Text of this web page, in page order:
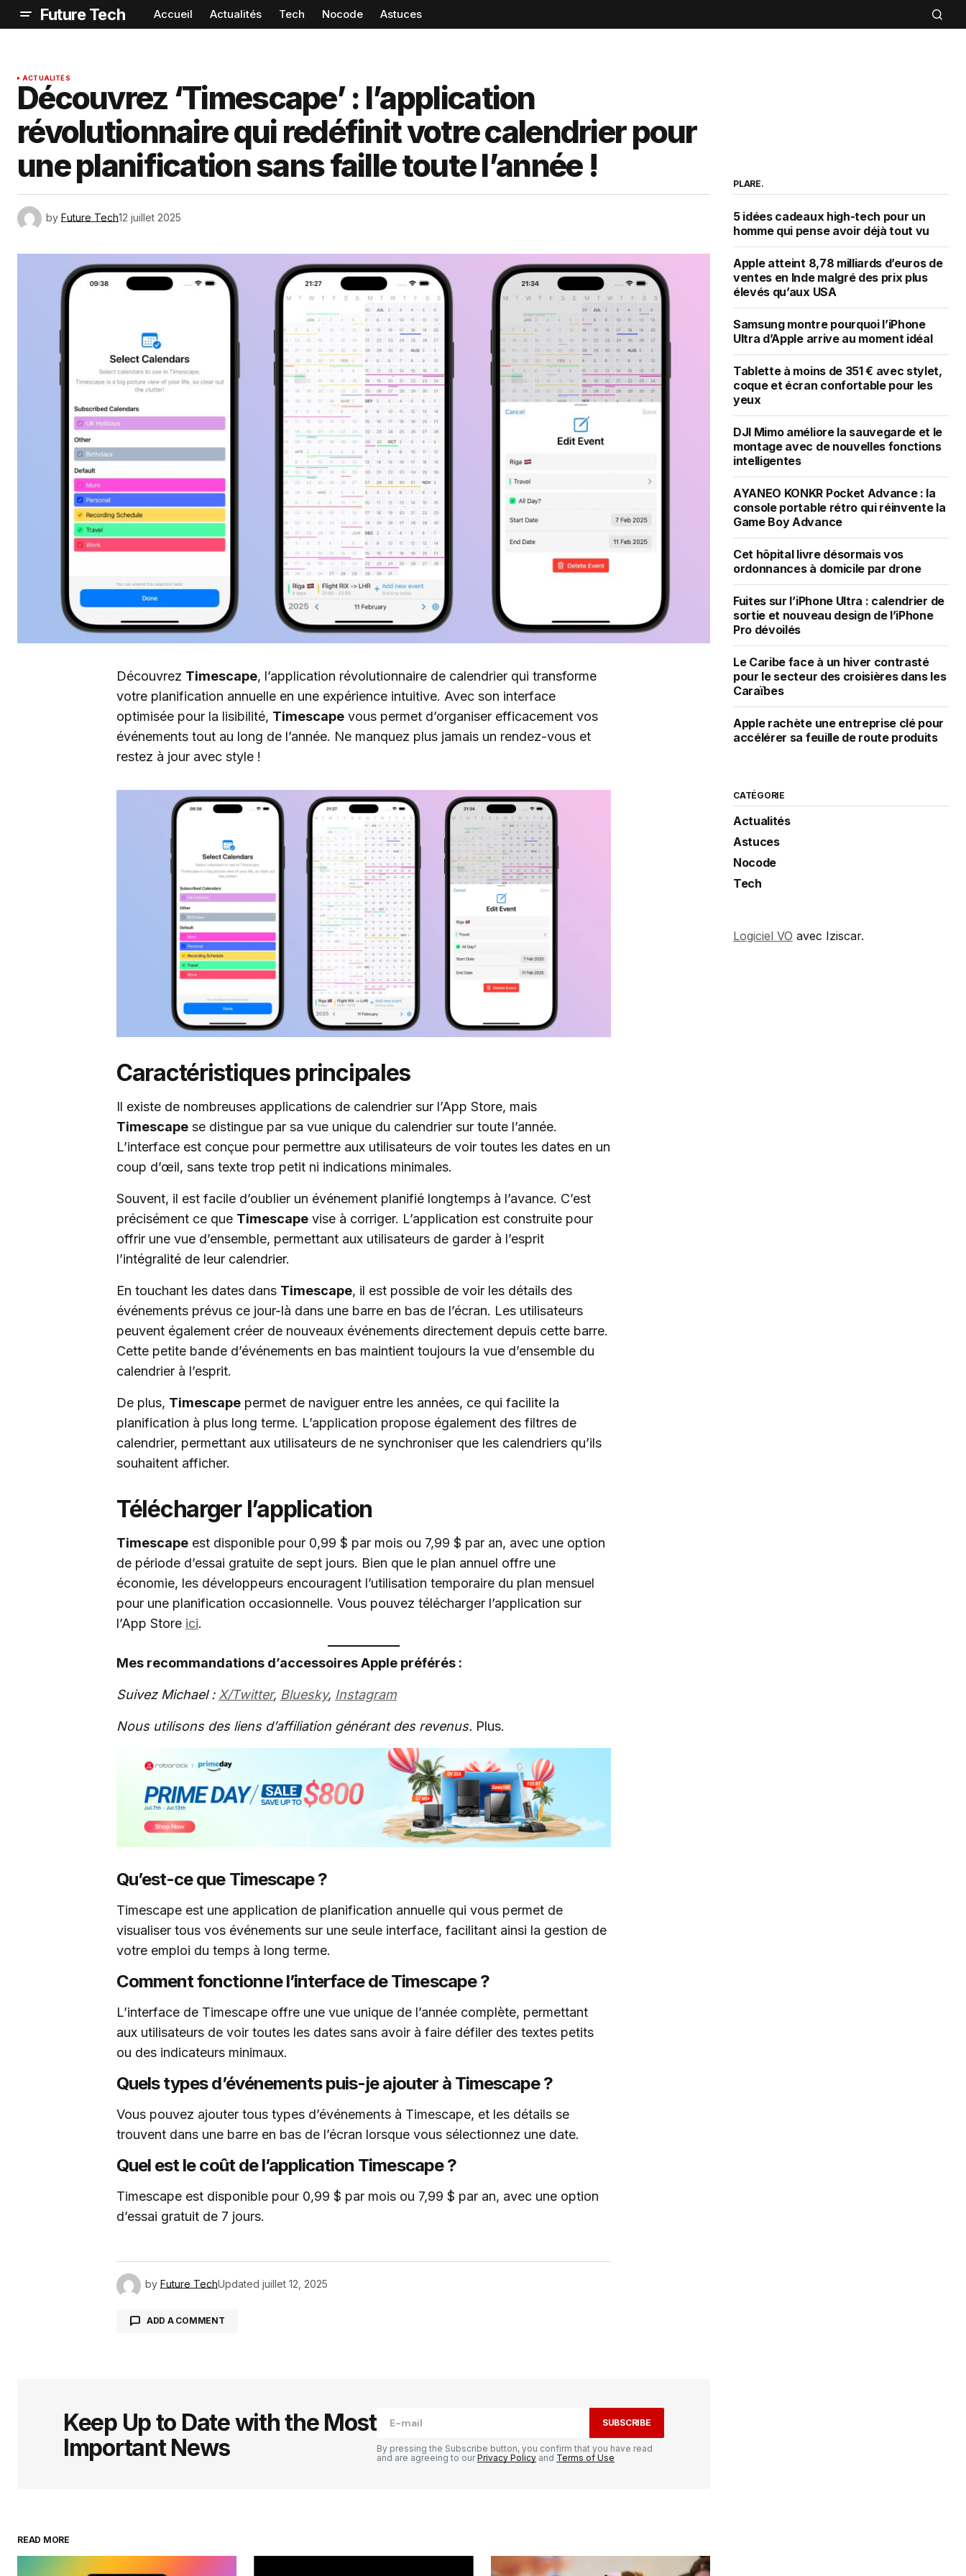
Future Tech Accueil Actualités Tech Nocode Astuces
ACTUALITÉS
Découvrez ‘Timescape’ : l’application
révolutionnaire qui redéfinit votre calendrier pour
une planification sans faille toute l’année !
by Future Tech12 juillet 2025
Découvrez Timescape, l’application révolutionnaire de calendrier qui transforme
votre planification annuelle en une expérience intuitive. Avec son interface
optimisée pour la lisibilité, Timescape vous permet d’organiser efficacement vos
événements tout au long de l’année. Ne manquez plus jamais un rendez-vous et
restez à jour avec style !
Caractéristiques principales
Il existe de nombreuses applications de calendrier sur l’App Store, mais
Timescape se distingue par sa vue unique du calendrier sur toute l’année.
L’interface est conçue pour permettre aux utilisateurs de voir toutes les dates en un
coup d’œil, sans texte trop petit ni indications minimales.
Souvent, il est facile d’oublier un événement planifié longtemps à l’avance. C’est
précisément ce que Timescape vise à corriger. L’application est construite pour
offrir une vue d’ensemble, permettant aux utilisateurs de garder à l’esprit
l’intégralité de leur calendrier.
En touchant les dates dans Timescape, il est possible de voir les détails des
événements prévus ce jour-là dans une barre en bas de l’écran. Les utilisateurs
peuvent également créer de nouveaux événements directement depuis cette barre.
Cette petite bande d’événements en bas maintient toujours la vue d’ensemble du
calendrier à l’esprit.
De plus, Timescape permet de naviguer entre les années, ce qui facilite la
planification à plus long terme. L’application propose également des filtres de
calendrier, permettant aux utilisateurs de ne synchroniser que les calendriers qu’ils
souhaitent afficher.
Télécharger l’application
Timescape est disponible pour 0,99 $ par mois ou 7,99 $ par an, avec une option
de période d’essai gratuite de sept jours. Bien que le plan annuel offre une
économie, les développeurs encouragent l’utilisation temporaire du plan mensuel
pour une planification occasionnelle. Vous pouvez télécharger l’application sur
l’App Store ici.
Mes recommandations d’accessoires Apple préférés :
Suivez Michael : X/Twitter, Bluesky, Instagram
Nous utilisons des liens d’affiliation générant des revenus. Plus.
Qu’est-ce que Timescape ?
Timescape est une application de planification annuelle qui vous permet de
visualiser tous vos événements sur une seule interface, facilitant ainsi la gestion de
votre emploi du temps à long terme.
Comment fonctionne l’interface de Timescape ?
L’interface de Timescape offre une vue unique de l’année complète, permettant
aux utilisateurs de voir toutes les dates sans avoir à faire défiler des textes petits
ou des indicateurs minimaux.
Quels types d’événements puis-je ajouter à Timescape ?
Vous pouvez ajouter tous types d’événements à Timescape, et les détails se
trouvent dans une barre en bas de l’écran lorsque vous sélectionnez une date.
Quel est le coût de l’application Timescape ?
Timescape est disponible pour 0,99 $ par mois ou 7,99 $ par an, avec une option
d’essai gratuit de 7 jours.
by Future TechUpdated juillet 12, 2025
ADD A COMMENT
Comment*
Keep Up to Date with the Most
Important News
SUBSCRIBE
By pressing the Subscribe button, you confirm that you have read
and are agreeing to ourPrivacy Policy and Terms of Use
READ MORE
PLARE.
5 idées cadeaux high-tech pour un
homme qui pense avoir déjà tout vu
Apple atteint 8,78 milliards d’euros de
ventes en Inde malgré des prix plus
élevés qu’aux USA
Samsung montre pourquoi l’iPhone
Ultra d’Apple arrive au moment idéal
Tablette à moins de 351 € avec stylet,
coque et écran confortable pour les
yeux
DJI Mimo améliore la sauvegarde et le
montage avec de nouvelles fonctions
intelligentes
AYANEO KONKR Pocket Advance : la
console portable rétro qui réinvente la
Game Boy Advance
Cet hôpital livre désormais vos
ordonnances à domicile par drone
Fuites sur l’iPhone Ultra : calendrier de
sortie et nouveau design de l’iPhone
Pro dévoilés
Le Caribe face à un hiver contrasté
pour le secteur des croisières dans les
Caraïbes
Apple rachète une entreprise clé pour
accélérer sa feuille de route produits
CATÉGORIE
Actualités
Astuces
Nocode
Tech
Logiciel VO avec Iziscar.